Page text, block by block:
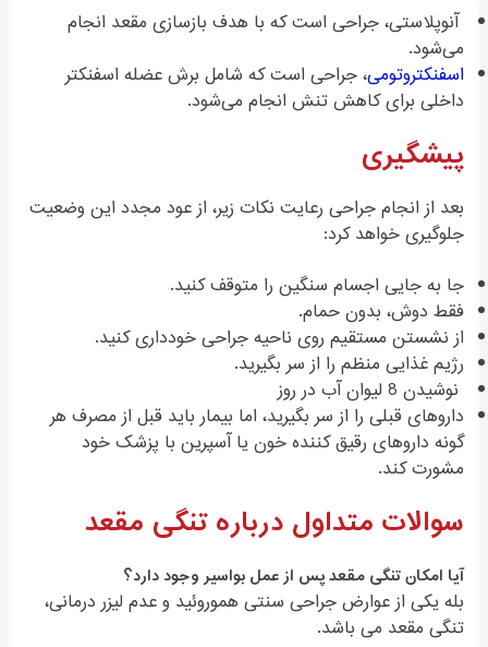
آنوپلاستی، جراحی است که با هدف بازسازی مقعد انجام
می‌شود.
اسفنکتروتومی، جراحی است که شامل برش عضله اسفنکتر
داخلی برای کاهش تنش انجام می‌شود.
پیشگیری
بعد از انجام جراحی رعایت نکات زیر، از عود مجدد این وضعیت
جلوگیری خواهد کرد:
جا به جایی اجسام سنگین را متوقف کنید.
فقط دوش، بدون حمام.
از نشستن مستقیم روی ناحیه جراحی خودداری کنید.
رژیم غذایی منظم را از سر بگیرید.
نوشیدن 8 لیوان آب در روز
داروهای قبلی را از سر بگیرید، اما بیمار باید قبل از مصرف هر
گونه داروهای رقیق کننده خون یا آسپرین با پزشک خود
مشورت کند.
سوالات متداول درباره تنگی مقعد
آیا امکان تنگی مقعد پس از عمل بواسیر وجود دارد؟
بله یکی از عوارض جراحی سنتی هموروئید و عدم لیزر درمانی،
تنگی مقعد می باشد.